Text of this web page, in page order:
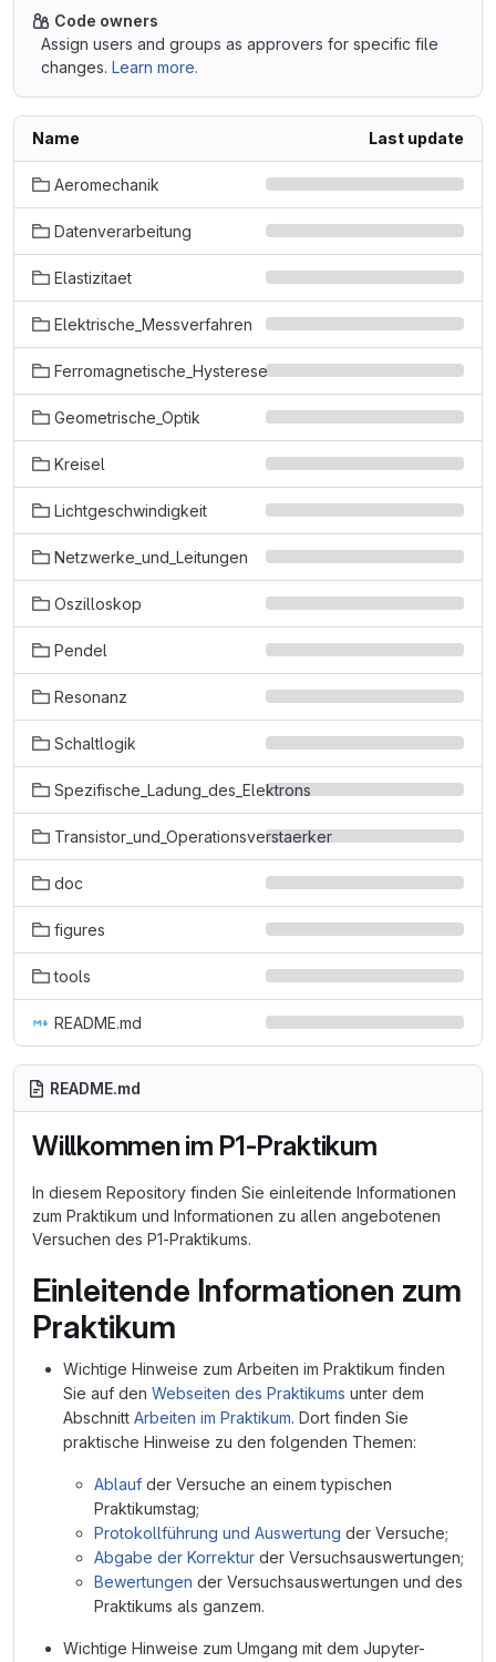
Code owners
Assign users and groups as approvers for specific file
changes. Learn more.
Name Last update
Aeromechanik
Datenverarbeitung
Elastizitaet
Elektrische_Messverfahren
Ferromagnetische_Hysterese
Geometrische_Optik
Kreisel
Lichtgeschwindigkeit
Netzwerke_und_Leitungen
Oszilloskop
Pendel
Resonanz
Schaltlogik
Spezifische_Ladung_des_Elektrons
Transistor_und_Operationsverstaerker
doc
figures
tools
README.md
README.md
Willkommen im P1-Praktikum
In diesem Repository finden Sie einleitende Informationen
zum Praktikum und Informationen zu allen angebotenen
Versuchen des P1-Praktikums.
Einleitende Informationen zum
Praktikum
Wichtige Hinweise zum Arbeiten im Praktikum finden
Sie auf den Webseiten des Praktikums unter dem
Abschnitt Arbeiten im Praktikum. Dort finden Sie
praktische Hinweise zu den folgenden Themen:
Ablauf der Versuche an einem typischen
Praktikumstag;
Protokollführung und Auswertung der Versuche;
Abgabe der Korrektur der Versuchsauswertungen;
Bewertungen der Versuchsauswertungen und des
Praktikums als ganzem.
Wichtige Hinweise zum Umgang mit dem Jupyter-